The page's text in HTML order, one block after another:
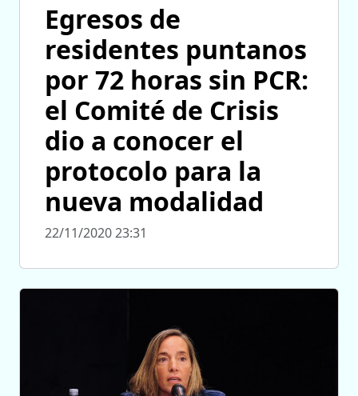
Egresos de
residentes puntanos
por 72 horas sin PCR:
el Comité de Crisis
dio a conocer el
protocolo para la
nueva modalidad
22/11/2020 23:31